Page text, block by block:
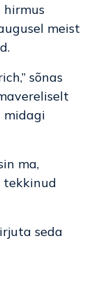
hirmus
meist
sõnas
midagi
ma,
tekkinud
seda